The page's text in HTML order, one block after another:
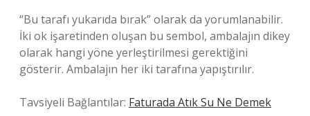
“Bu tarafı yukarıda bırak” olarak da yorumlanabilir.
İki ok işaretinden oluşan bu sembol, ambalajın dikey
olarak hangi yöne yerleştirilmesi gerektiğini
gösterir. Ambalajın her iki tarafına yapıştırılır.
Tavsiyeli Bağlantılar: Faturada Atık Su Ne Demek